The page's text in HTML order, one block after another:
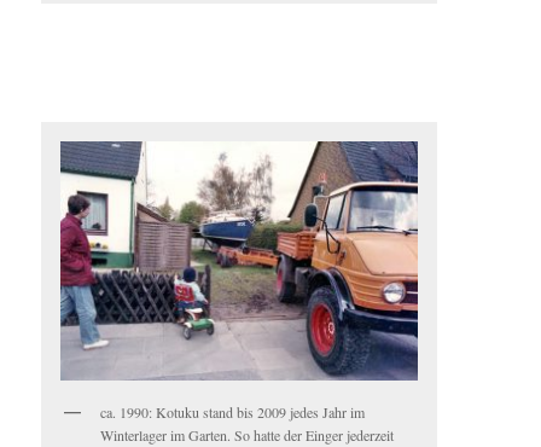
ca. 1990: Kotuku stand bis 2009 jedes Jahr im
Winterlager im Garten. So hatte der Einger jederzeit